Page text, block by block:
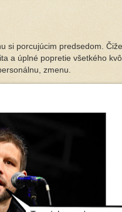
si porcujúcim predsedom.
a úplné popretie všetkého
zmenu.